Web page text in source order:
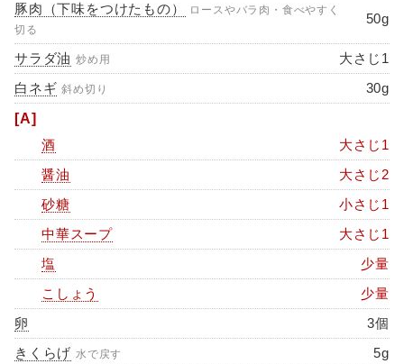
豚肉（下味をつけたもの）
ロースやバラ肉・食べやすく
切る
50g
サラダ油 炒め用
大さじ1
白ネギ 斜め切り
30g
[A]
酒
大さじ1
醤油
大さじ2
砂糖
小さじ1
中華スープ
大さじ1
塩
少量
こしょう
少量
卵
3個
きくらげ 水で戻す
5g